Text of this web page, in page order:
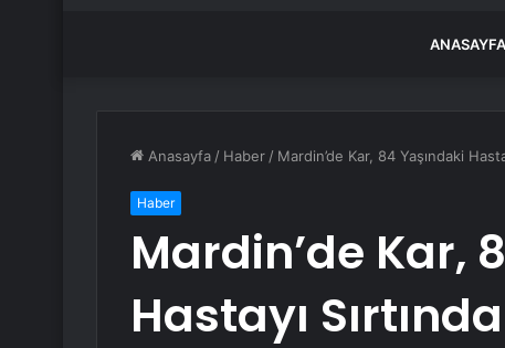
ANASAYFA
Anasayfa / Haber / Mardin’de Kar, 84 Yaşındaki
Haber
Mardin’de Kar,
Hastayı